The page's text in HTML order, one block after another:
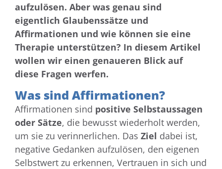
aufzulösen. Aber was genau sind
eigentlich Glaubenssätze und
Affirmationen und wie können sie eine
Therapie unterstützen? In diesem Artikel
wollen wir einen genaueren Blick auf
diese Fragen werfen.
Was sind Affirmationen?
Affirmationen sind positive Selbstaussagen
oder Sätze, die bewusst wiederholt werden,
um sie zu verinnerlichen. Das Ziel dabei ist,
negative Gedanken aufzulösen, den eigenen
Selbstwert zu erkennen, Vertrauen in sich und